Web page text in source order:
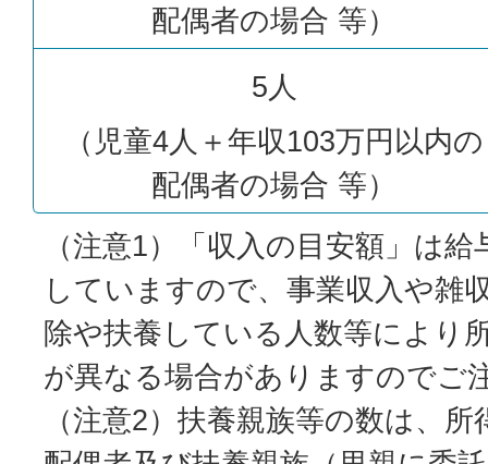
配偶者の場合 等）
5人
（児童4人＋年収103万円以内の
配偶者の場合 等）
（注意1）「収入の目安額」は
していますので、事業収入や雑
除や扶養している人数等により
が異なる場合がありますのでご
（注意2）扶養親族等の数は、